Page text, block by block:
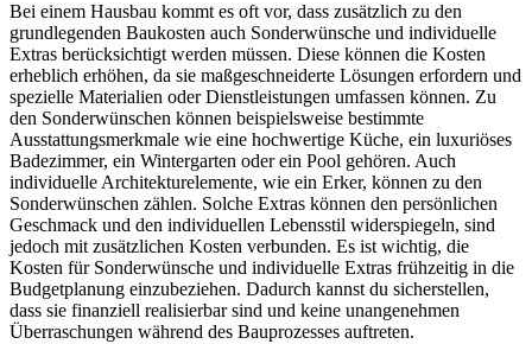
Bei einem Hausbau kommt es oft vor, dass zusätzlich zu den
grundlegenden Baukosten auch Sonderwünsche und individuelle
Extras berücksichtigt werden müssen. Diese können die Kosten
erheblich erhöhen, da sie maßgeschneiderte Lösungen erfordern und
spezielle Materialien oder Dienstleistungen umfassen können. Zu
den Sonderwünschen können beispielsweise bestimmte
Ausstattungsmerkmale wie eine hochwertige Küche, ein luxuriöses
Badezimmer, ein Wintergarten oder ein Pool gehören. Auch
individuelle Architekturelemente, wie ein Erker, können zu den
Sonderwünschen zählen. Solche Extras können den persönlichen
Geschmack und den individuellen Lebensstil widerspiegeln, sind
jedoch mit zusätzlichen Kosten verbunden. Es ist wichtig, die
Kosten für Sonderwünsche und individuelle Extras frühzeitig in die
Budgetplanung einzubeziehen. Dadurch kannst du sicherstellen,
dass sie finanziell realisierbar sind und keine unangenehmen
Überraschungen während des Bauprozesses auftreten.